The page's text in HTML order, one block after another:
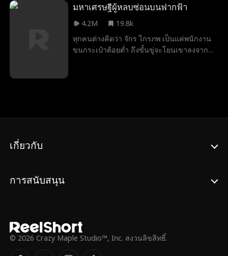
ลีควินน์จะทำ เธอรู้น้อย ... เธอแต่งงานกับมหา
ความจริง? คำถามที่ดีกว่าคือ ... ทำไมเซบาส
เตียนไคลน์ถึงซ่อนตัวตนของเขาตั้งแต่แรก!
มหาเศรษฐีผู้หลบซ่อนบนฟากฟ้า
4.2M
19.8k
ทุกคนต่างคิดว่า จักร ไกรภพ เป็นแค่พนักงาน
ขนกระเป๋าต้อยต่ำ ถึงขั้นขู่จะโยนเขาลงจาก
เกี่ยวกับ
การสนับสนุน
© 2026 Crazy Maple Studio™, Inc. สงวนลิขสิทธิ์.